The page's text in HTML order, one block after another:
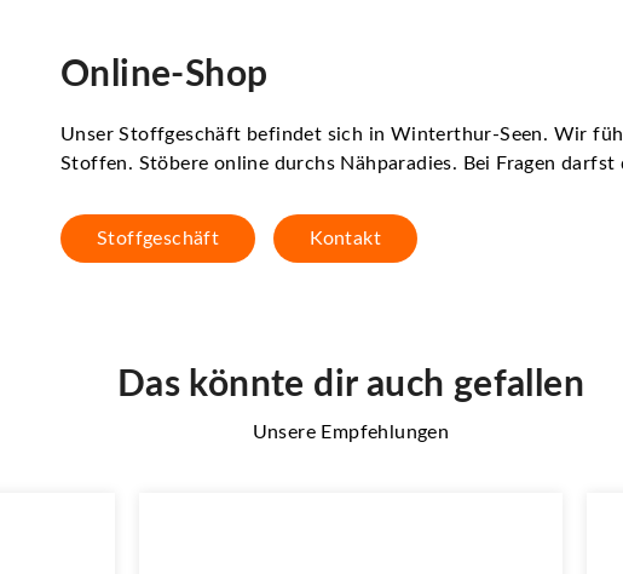
Online-Shop
Unser Stoffgeschäft befindet sich in Winterthur-Seen. Wir
Stoffen. Stöbere online durchs Nähparadies. Bei Fragen
Stoffgeschäft Kontakt
Das könnte dir auch gefallen
Unsere Empfehlungen